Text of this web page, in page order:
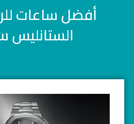
أفضل ساعات
الستانليس